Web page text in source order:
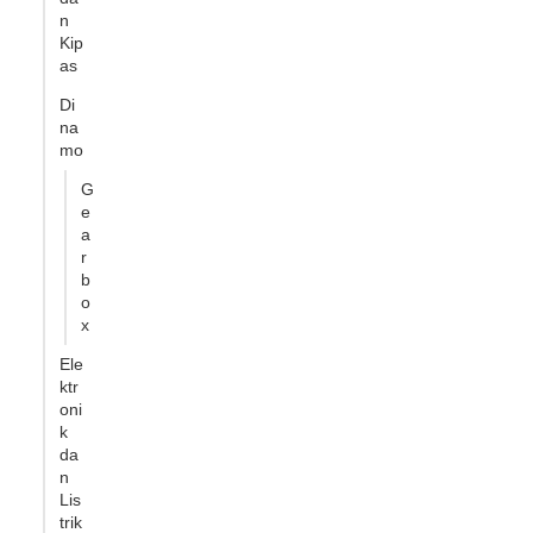
n
Kip
as
Di
na
mo
G
e
a
r
b
o
x
Ele
ktr
oni
k
da
n
Lis
trik